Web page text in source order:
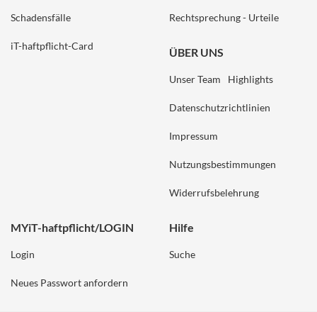
Schadensfälle
iT-haftpflicht-Card
Rechtsprechung - Urteile
ÜBER UNS
Unser Team Highlights
Datenschutzrichtlinien
Impressum
Nutzungsbestimmungen
Widerrufsbelehrung
MYiT-haftpflicht/LOGIN
Login
Neues Passwort anfordern
Hilfe
Suche